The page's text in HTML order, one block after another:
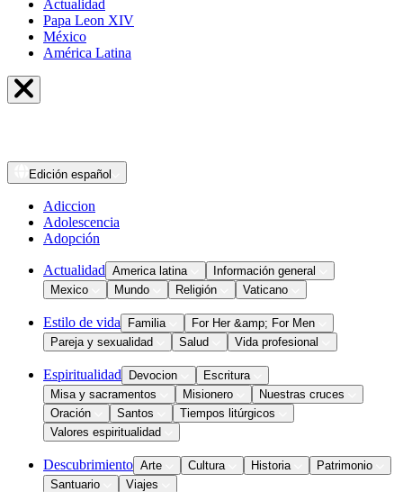
Actualidad
Papa Leon XIV
México
América Latina
Edición español
Adiccion
Adolescencia
Adopción
Actualidad America latina
Información general
Mexico
Mundo Religión Vaticano
Estilo de vida Familia
For Her &amp; For Men
Pareja y sexualidad
Salud Vida profesional
Espiritualidad Devocion
Escritura
Misa y sacramentos
Misionero
Nuestras cruces
Oración
Santos
Tiempos litúrgicos
Valores espiritualidad
Descubrimiento Arte Cultura Historia
Patrimonio
Santuario
Viajes